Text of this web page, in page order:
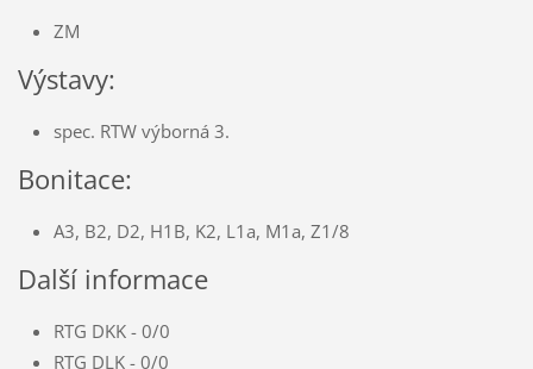
ZM
Výstavy:
spec. RTW výborná 3.
Bonitace:
A3, B2, D2, H1B, K2, L1a, M1a, Z1/8
Další informace
RTG DKK - 0/0
RTG DLK - 0/0